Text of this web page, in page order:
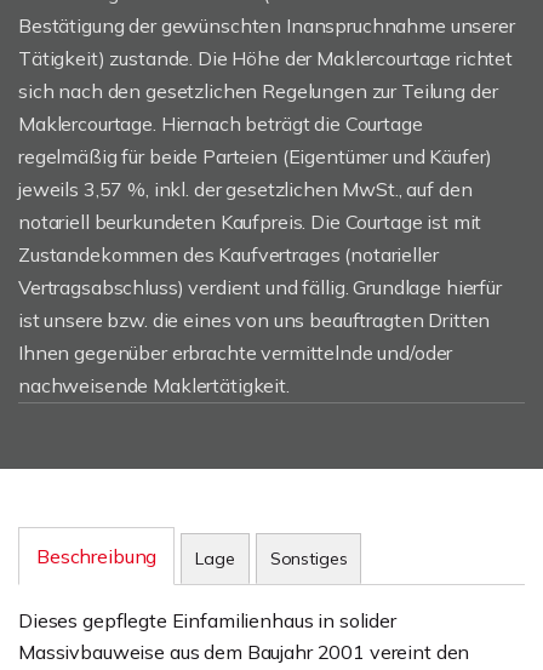
Bestätigung der gewünschten Inanspruchnahme unserer
Tätigkeit) zustande. Die Höhe der Maklercourtage richtet
sich nach den gesetzlichen Regelungen zur Teilung der
Maklercourtage. Hiernach beträgt die Courtage
regelmäßig für beide Parteien (Eigentümer und Käufer)
jeweils 3,57 %, inkl. der gesetzlichen MwSt., auf den
notariell beurkundeten Kaufpreis. Die Courtage ist mit
Zustandekommen des Kaufvertrages (notarieller
Vertragsabschluss) verdient und fällig. Grundlage hierfür
ist unsere bzw. die eines von uns beauftragten Dritten
Ihnen gegenüber erbrachte vermittelnde und/oder
nachweisende Maklertätigkeit.
Beschreibung Lage Sonstiges
Dieses gepflegte Einfamilienhaus in solider
Massivbauweise aus dem Baujahr 2001 vereint den